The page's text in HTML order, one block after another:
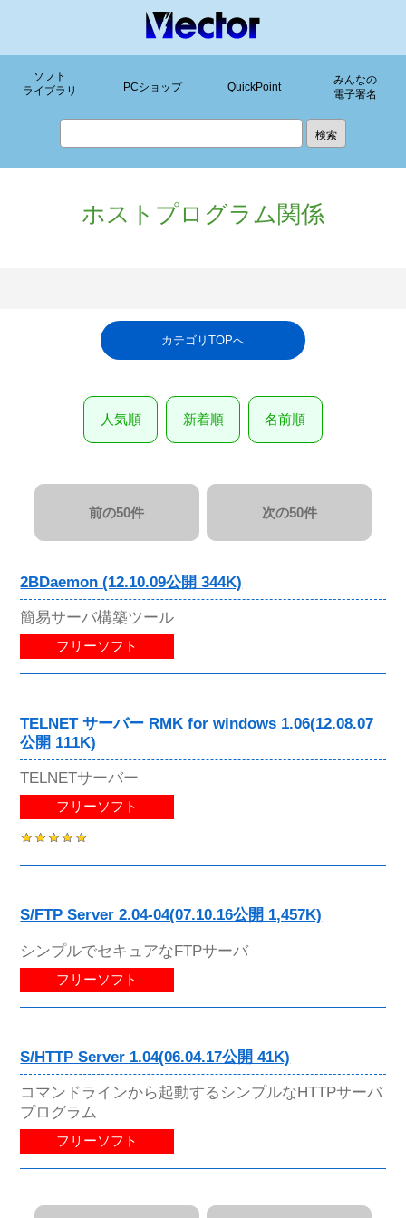
ソフト
ライブラリ
PCショップ QuickPoint
みんなの
電子署名
ホストプログラム関係
カテゴリTOPへ
人気順 新着順 名前順
前の50件 次の50件
2BDaemon (12.10.09公開 344K)
簡易サーバ構築ツール
フリーソフト
TELNET サーバー RMK for windows 1.06(12.08.07
公開 111K)
TELNETサーバー
フリーソフト
S/FTP Server 2.04-04(07.10.16公開 1,457K)
シンプルでセキュアなFTPサーバ
フリーソフト
S/HTTP Server 1.04(06.04.17公開 41K)
コマンドラインから起動するシンプルなHTTPサーバ
プログラム
フリーソフト